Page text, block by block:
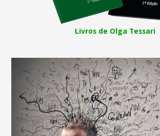
Livros de Olga Tessari